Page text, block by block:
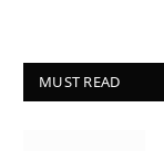
MUST READ